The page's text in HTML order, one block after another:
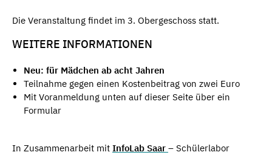
Die Veranstaltung findet im 3. Obergeschoss statt.
WEITERE INFORMATIONEN
Neu: für Mädchen ab acht Jahren
Teilnahme gegen einen Kostenbeitrag von zwei Euro
Mit Voranmeldung unten auf dieser Seite über ein
Formular
In Zusammenarbeit mit InfoLab Saar – Schülerlabor